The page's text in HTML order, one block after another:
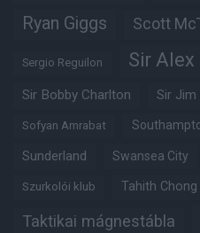
Ryan Giggs Scott
Sergio Reguilon Sir Alex
Sir Bobby Charlton Sir
Sofyan Amrabat
Sunderland Swansea City
Szurkolói klub Tahith Chong
Taktikai mágnestábla